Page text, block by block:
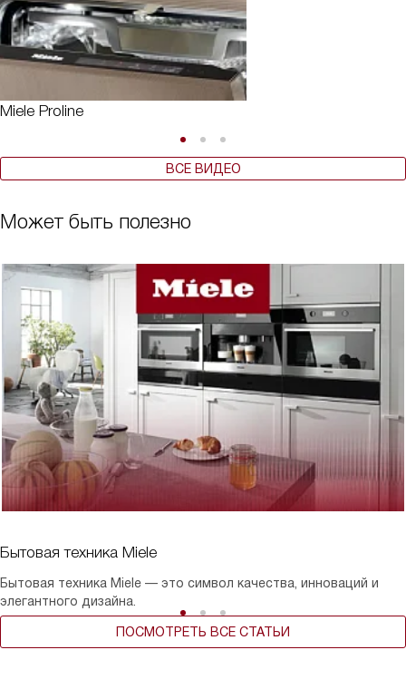
Miele Proline
ВСЕ ВИДЕО
Может быть полезно
Бытовая техника Miele
Бытовая техника Miele — это символ качества, инноваций и
элегантного дизайна.
ПОСМОТРЕТЬ ВСЕ СТАТЬИ